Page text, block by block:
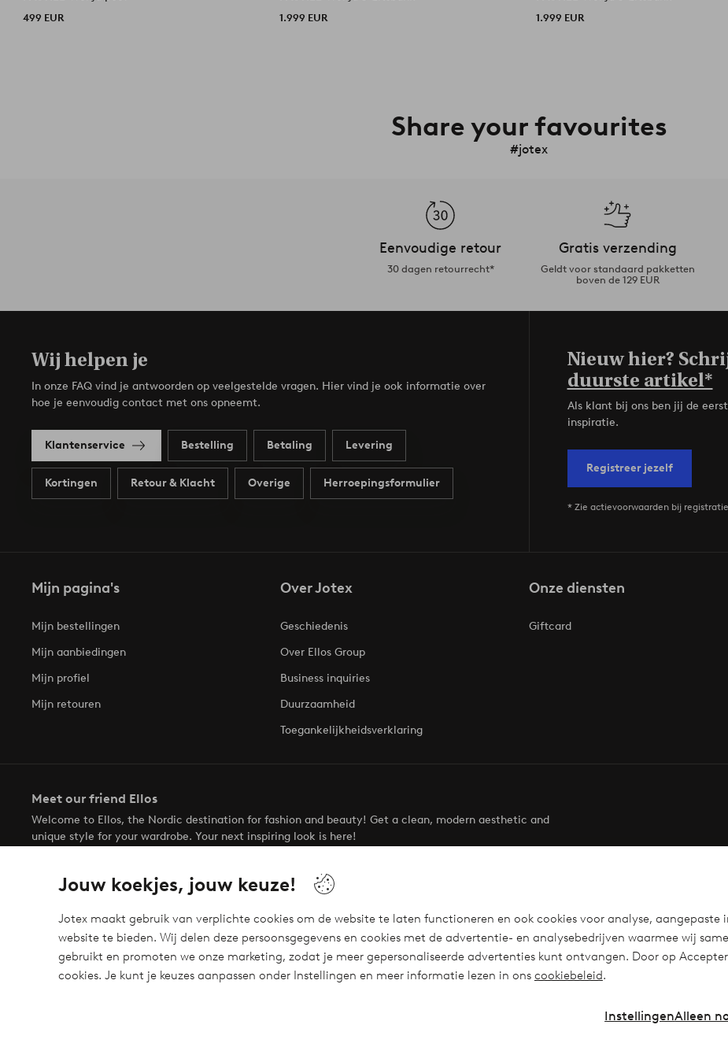
Jouw koekjes, jouw keuze!
Jotex maakt gebruik van verplichte cookies om de website te laten functioneren en ook cookies voor analyse,
website te bieden. Wij delen deze persoonsgegevens en cookies met de advertentie- en analysebedrijven waarmee wij
gebruikt en promoten we onze marketing, zodat je meer gepersonaliseerde advertenties kunt ontvangen. Door op
cookies. Je kunt je keuzes aanpassen onder Instellingen en meer informatie lezen in ons cookiebeleid.
Alleen
Instellingen
499 EUR 1.999 EUR 1.999 EUR
Share your favourites
#jotex
Eenvoudige retour
30 dagen retourrecht*
Gratis verzending
Geldt voor standaard pakketten
boven de 129 EUR
Wij helpen je
In onze FAQ vind je antwoorden op veelgestelde vragen. Hier vind je ook informatie over
hoe je eenvoudig contact met ons opneemt.
Klantenservice Bestelling Betaling Levering
Kortingen Retour & Klacht Overige Herroepingsformulier
Nieuw hier?
duurste artikel*
Als klant bij ons ben jij de
inspiratie.
Registreer jezelf
* Zie actievoorwaarden bij registratie
Mijn pagina's
Mijn bestellingen
Mijn aanbiedingen
Mijn profiel
Mijn retouren
Over Jotex
Geschiedenis
Over Ellos Group
Business inquiries
Duurzaamheid
Toegankelijkheidsverklaring
Onze diensten
Giftcard
Meet our friend Ellos
Welcome to Ellos, the Nordic destination for fashion and beauty! Get a clean, modern aesthetic and
unique style for your wardrobe. Your next inspiring look is here!
Veilig betalen - Nu betalen of opsplitsen
Wil je meer weten over
Instagram